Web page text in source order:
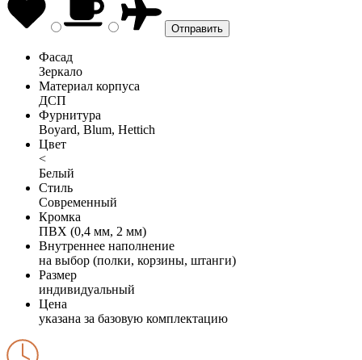
Фасад
Зеркало
Материал корпуса
ДСП
Фурнитура
Boyard, Blum, Hettich
Цвет
<
Белый
Стиль
Современный
Кромка
ПВХ (0,4 мм, 2 мм)
Внутреннее наполнение
на выбор (полки, корзины, штанги)
Размер
индивидуальный
Цена
указана за базовую комплектацию